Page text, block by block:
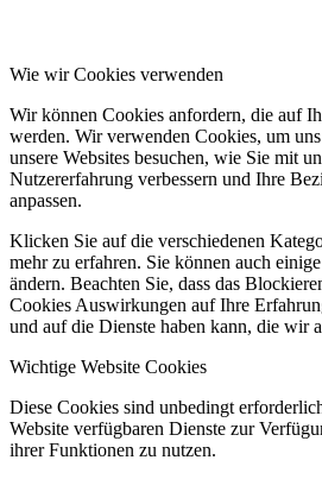
Wie wir Cookies verwenden
Wir können Cookies anfordern, die auf
werden. Wir verwenden Cookies, um
unsere Websites besuchen, wie Sie mit
Nutzererfahrung verbessern und Ihre
anpassen.
Klicken Sie auf die verschiedenen
mehr zu erfahren. Sie können auch
ändern. Beachten Sie, dass das
Cookies Auswirkungen auf Ihre
und auf die Dienste haben kann, die wir
Wichtige Website Cookies
Diese Cookies sind unbedingt
Website verfügbaren Dienste zur
ihrer Funktionen zu nutzen.